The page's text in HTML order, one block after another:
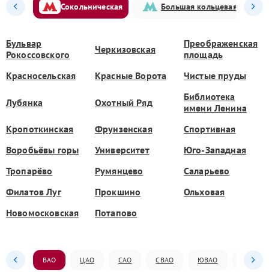
Сокольническая Большая кольцевая
Бульвар
Рокоссовского
Черкизовская
Преображенская
площадь
Красносельская
Красные Ворота Чистые пруды
Лубянка Охотный Ряд
Библиотека
имени Ленина
Кропоткинская
Фрунзенская
Спортивная
Воробьёвы горы
Университет
Юго-Западная
Тропарёво
Румянцево
Саларьево
Филатов Луг
Прокшино
Ольховая
Новомосковская
Потапово
ВАО ЦАО САО СВАО ЮВАО ЮАО